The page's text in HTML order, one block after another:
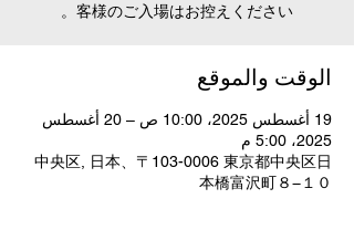
客様のご入場はお控えください。
الوقت والموقع
19 أغسطس 2025، 10:00 ص – 20 أغسطس
2025، 5:00 م
中央区, 日本、〒103-0006 東京都中央区日
本橋富沢町８−１０